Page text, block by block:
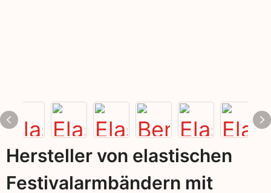
Hersteller von elastischen
Festivalarmbändern mit